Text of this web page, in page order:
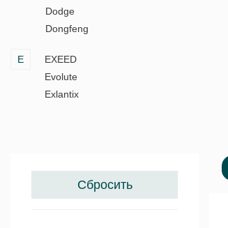
Сбросить
Dodge
Dongfeng
E
EXEED
Evolute
Exlantix